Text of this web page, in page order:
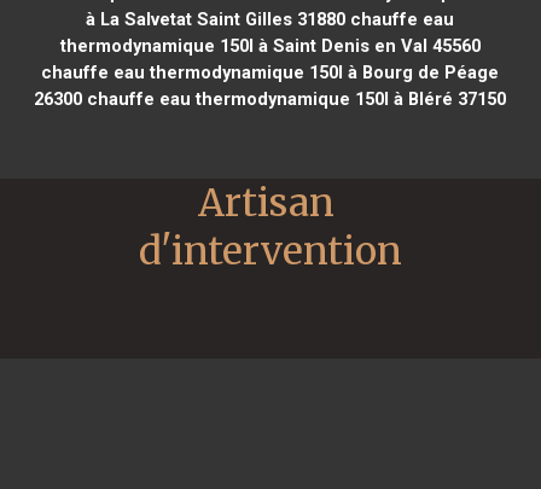
à La Salvetat Saint Gilles 31880 chauffe eau
thermodynamique 150l à Saint Denis en Val 45560
chauffe eau thermodynamique 150l à Bourg de Péage
26300 chauffe eau thermodynamique 150l à Bléré 37150
Artisan
d'intervention